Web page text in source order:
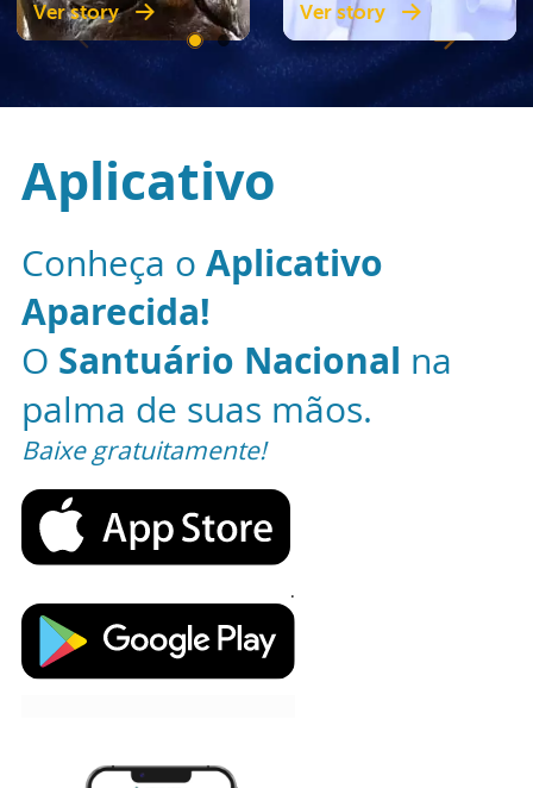
Ver story Ver story
Aplicativo
Conheça o Aplicativo
Aparecida!
O Santuário Nacional na
palma de suas mãos.
Baixe gratuitamente!
.